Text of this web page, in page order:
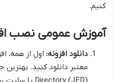
کنیم.
آموزش عمومی نصب
دانلود افزونه: اول از همه،